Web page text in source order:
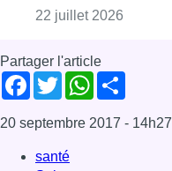
22 juillet 2026
Partager l'article
Facebook
TwitterWhatsApp
20 septembre 2017 - 14h27
santé